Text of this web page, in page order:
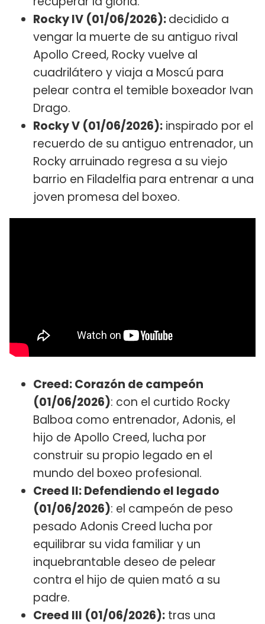
Rocky IV (01/06/2026):decidido a
vengar la muerte de su antiguo rival
Apollo Creed, Rocky vuelve al
cuadrilátero y viaja a Moscú para
pelear contra el temible boxeador Ivan
Drago.
Rocky V (01/06/2026): inspirado por el
recuerdo de su antiguo entrenador, un
Rocky arruinado regresa a su viejo
barrio en Filadelfia para entrenar a una
joven promesa del boxeo.
Creed: Corazón de campeón
(01/06/2026): con el curtido Rocky
Balboa como entrenador, Adonis, el
hijo de Apollo Creed, lucha por
construir su propio legado en el
mundo del boxeo profesional.
Creed II: Defendiendo el legado
(01/06/2026): el campeón de peso
pesado Adonis Creed lucha por
equilibrar su vida familiar y un
inquebrantable deseo de pelear
contra el hijo de quien mató a su
padre.
Creed III (01/06/2026): tras una